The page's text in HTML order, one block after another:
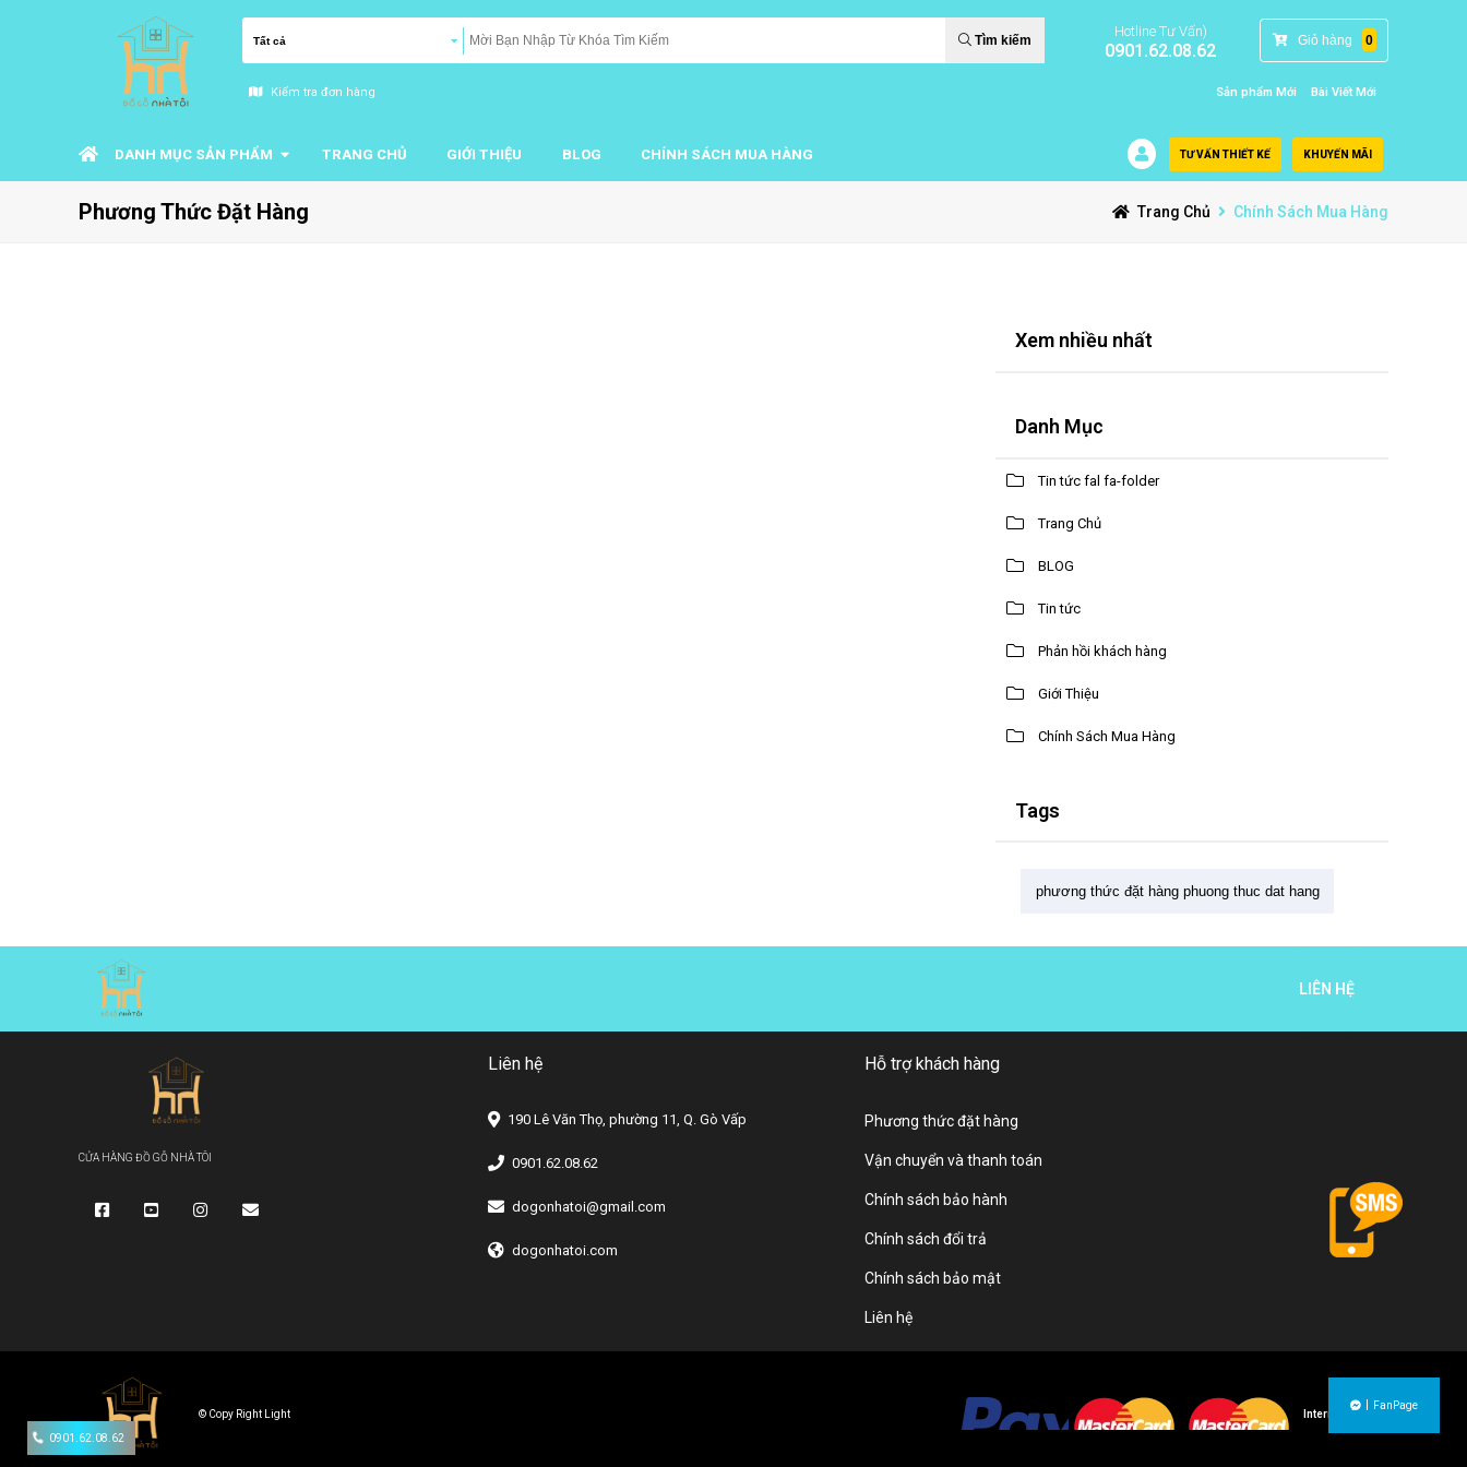
Tìm kiếm
Hotline Tư Vấn)
0901.62.08.62
Giỏ hàng 0
Kiểm tra đơn hàng Sản phẩm Mới Bài Viết Mới
DANH MỤC SẢN PHẨM TRANG CHỦ GIỚI THIỆU BLOG CHÍNH SÁCH MUA HÀNG TƯ VẤN THIẾT KẾ KHUYẾN MÃI
Phương Thức Đặt Hàng Trang Chủ Chính Sách Mua Hàng
Xem nhiều nhất
Danh Mục
Tin tức fal fa-folder
Trang Chủ
BLOG
Tin tức
Phản hồi khách hàng
Giới Thiệu
Chính Sách Mua Hàng
Tags
phương thức đặt hàng phuong thuc dat hang
LIÊN HỆ
CỬA HÀNG ĐỒ GỖ NHÀ TÔI
Liên hệ
190 Lê Văn Thọ, phường 11, Q. Gò Vấp
0901.62.08.62
dogonhatoi@gmail.com
dogonhatoi.com
Hỗ trợ khách hàng
Phương thức đặt hàng
Vận chuyển và thanh toán
Chính sách bảo hành
Chính sách đổi trả
Chính sách bảo mật
Liên hệ
© Copy Right Light Internet Banking
0901.62.08.62
FanPage